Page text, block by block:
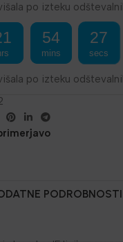
po izteku
54
mins
26
secs
po izteku
PODROBNOSTI